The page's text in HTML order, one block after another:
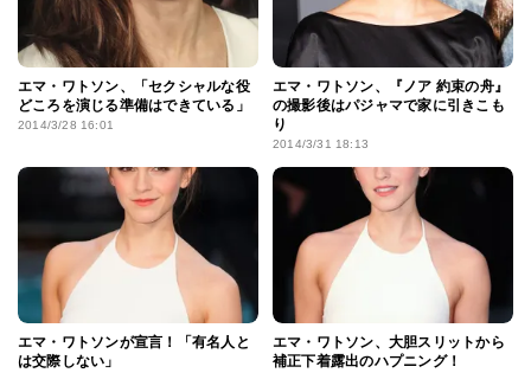
エマ・ワトソン、「セクシャルな役
どころを演じる準備はできている」
2014/3/28 16:01
エマ・ワトソン、『ノア 約束の舟』
の撮影後はパジャマで家に引きこも
り
2014/3/31 18:13
エマ・ワトソンが宣言！「有名人と
は交際しない」
エマ・ワトソン、大胆スリットから
補正下着露出のハプニング！